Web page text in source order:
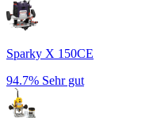
Sparky X 150CE
94.7% Sehr gut